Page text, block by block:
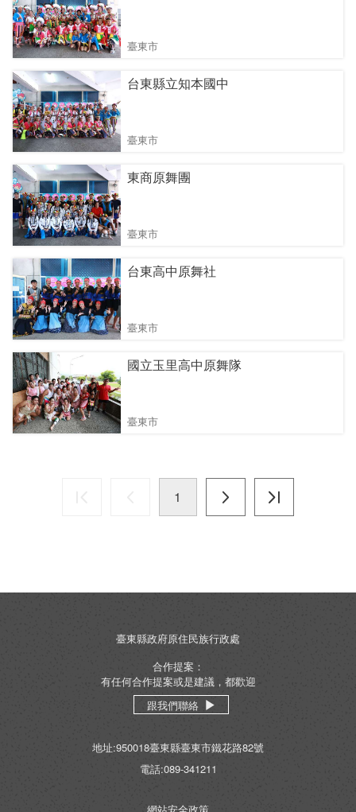
臺東市
台東縣立知本國中
臺東市
東商原舞團
臺東市
台東高中原舞社
臺東市
國立玉里高中原舞隊
臺東市
1
臺東縣政府原住民族行政處
合作提案：
有任何合作提案或是建議，都歡迎
跟我們聯絡
地址:950018臺東縣臺東市鐵花路82號
電話:089-341211